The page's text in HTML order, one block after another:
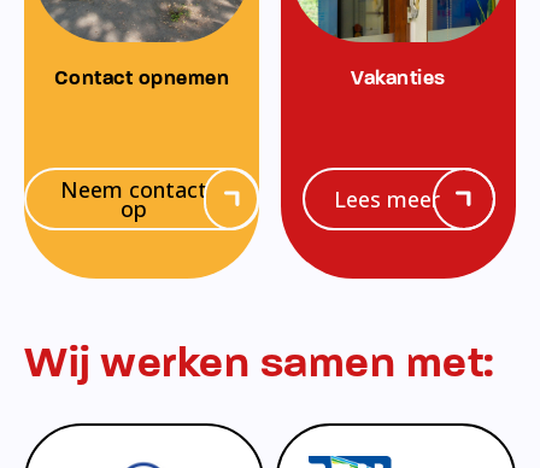
Contact opnemen
Neem contact
op
Vakanties
Lees meer
Wij werken samen met: